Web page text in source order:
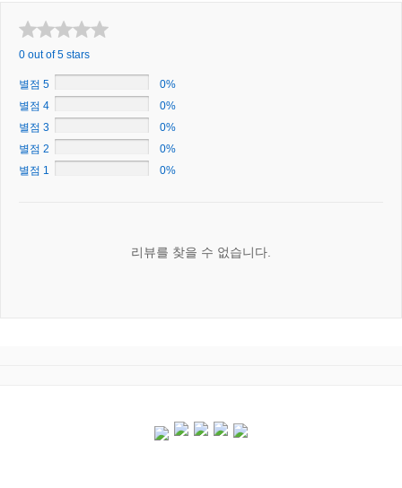
0 out of 5 stars
별점 5
0%
별점 4
0%
별점 3
0%
별점 2
0%
별점 1
0%
리뷰를 찾을 수 없습니다.